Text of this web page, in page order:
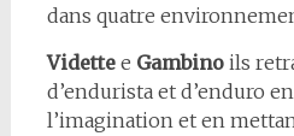
dans quatre
Videttee Gambinoils
d’endurista et d’enduro
l’imagination et en